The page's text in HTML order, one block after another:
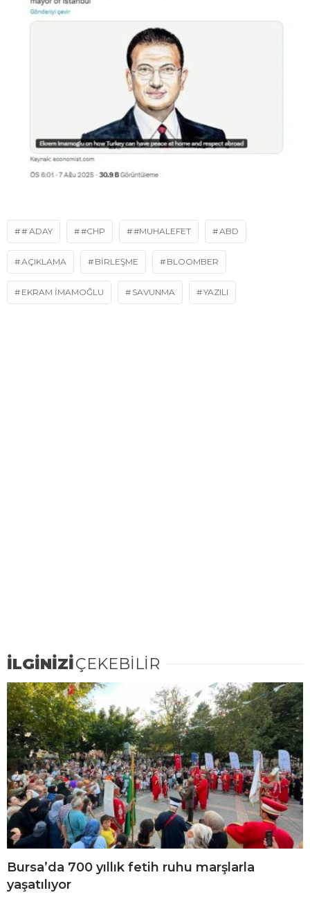
# ADAY #CHP #MUHALEFET ABD
AÇIKLAMA BİRLEŞME BLOOMBER
EKRAM İMAMOĞLU SAVUNMA YAZILI
İLGİNİZİÇEKEBİLİR
Bursa’da 700 yıllık fetih ruhu marşlarla
yaşatılıyor